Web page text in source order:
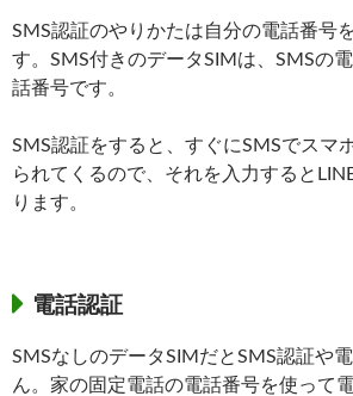
SMS認証のやりかたは自分の電話番号
す。SMS付きのデータSIMは、SMSの
話番号です。
SMS認証をすると、すぐにSMSでスマ
られてくるので、それを入力すると
ります。
電話認証
SMSなしのデータSIMだとSMS認証や
ん。家の固定電話の電話番号を使って